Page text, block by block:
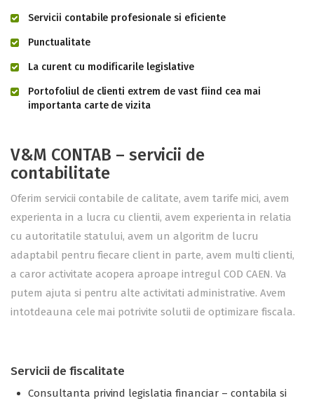
Servicii contabile profesionale si eficiente
Punctualitate
La curent cu modificarile legislative
Portofoliul de clienti extrem de vast fiind cea mai
importanta carte de vizita
V&M CONTAB – servicii de
contabilitate
Oferim servicii contabile de calitate, avem tarife mici, avem
experienta in a lucra cu clientii, avem experienta in relatia
cu autoritatile statului, avem un algoritm de lucru
adaptabil pentru fiecare client in parte, avem multi clienti,
a caror activitate acopera aproape intregul COD CAEN. Va
putem ajuta si pentru alte activitati administrative. Avem
intotdeauna cele mai potrivite solutii de optimizare fiscala.
Servicii de fiscalitate
Consultanta privind legislatia financiar – contabila si